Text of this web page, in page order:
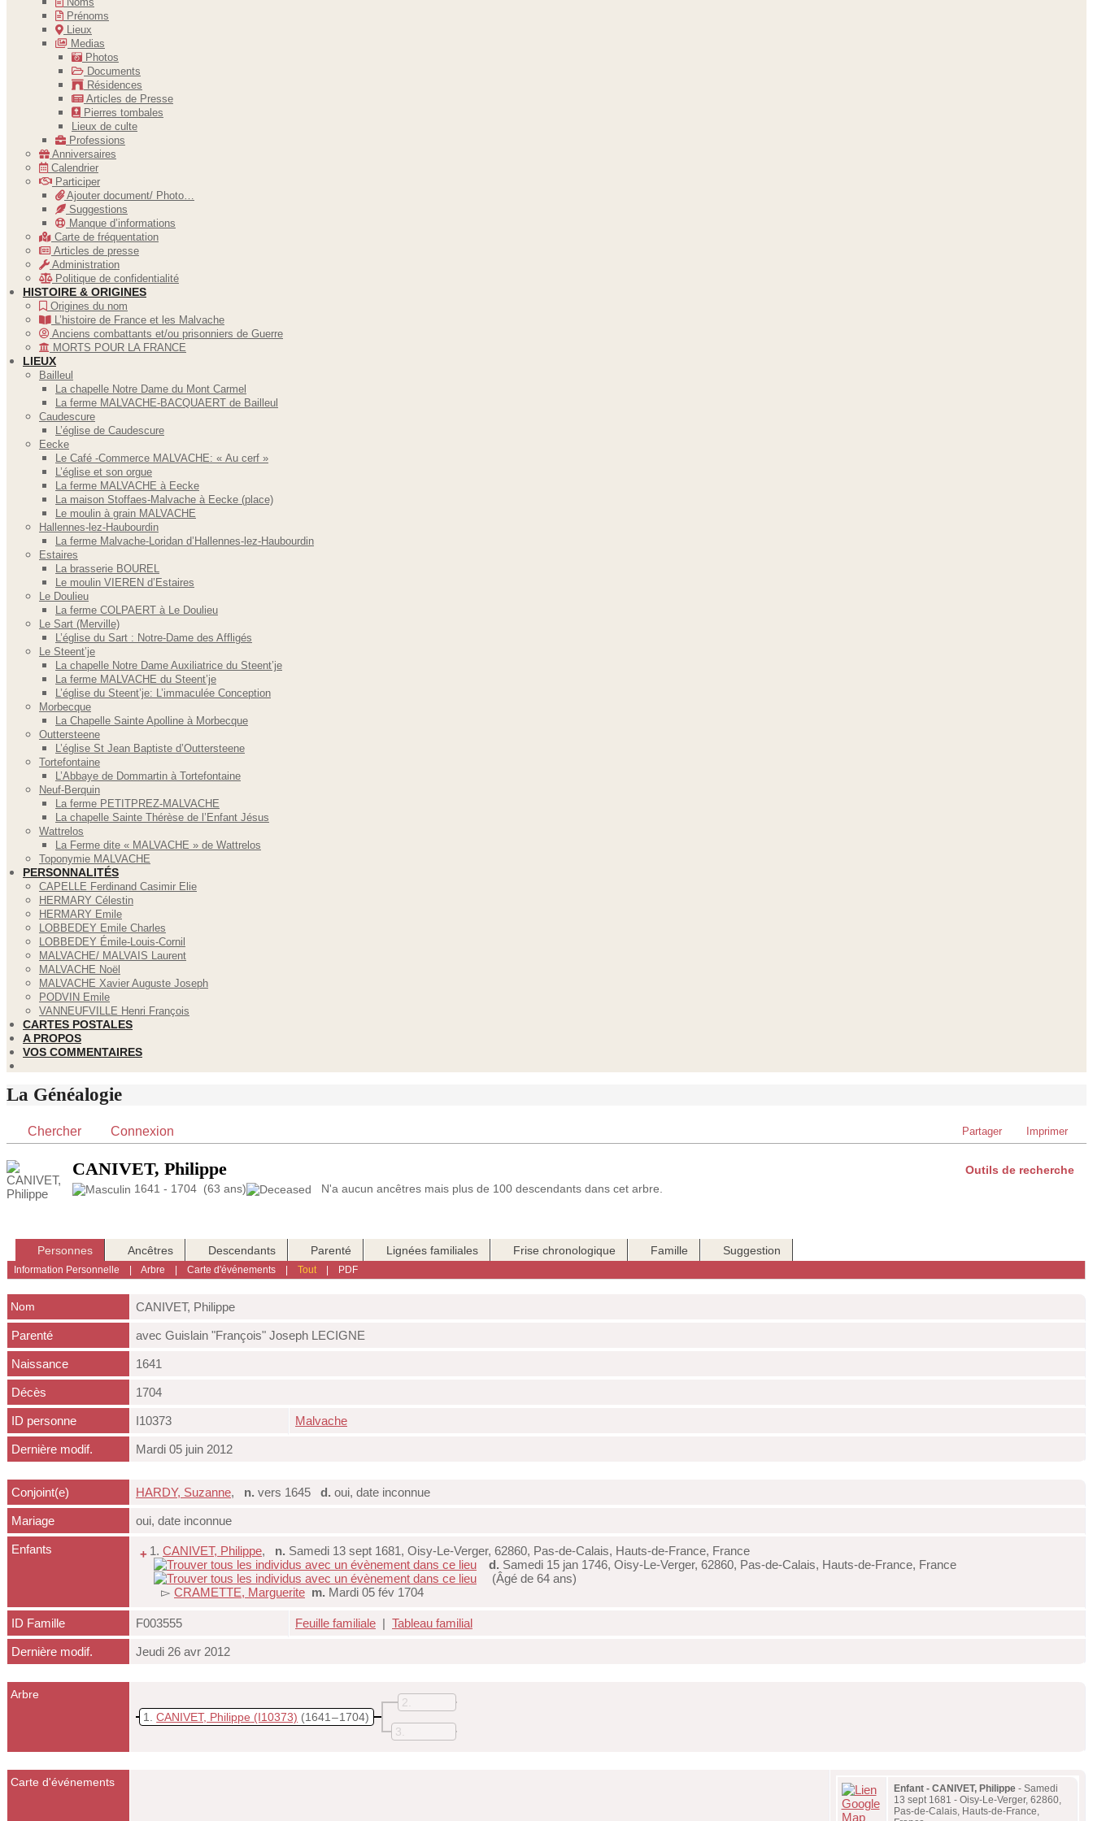
Prénoms
Lieux
Medias
Photos
Documents
Résidences
Articles de Presse
Pierres tombales
Lieux de culte
Professions
Anniversaires
Calendrier
Participer
Ajouter document/ Photo…
Suggestions
Manque d’informations
Carte de fréquentation
Articles de presse
Administration
Politique de confidentialité
HISTOIRE & ORIGINES
Origines du nom
L’histoire de France et les Malvache
Anciens combattants et/ou prisonniers de Guerre
MORTS POUR LA FRANCE
LIEUX
Bailleul
La chapelle Notre Dame du Mont Carmel
La ferme MALVACHE-BACQUAERT de Bailleul
Caudescure
L’église de Caudescure
Eecke
Le Café -Commerce MALVACHE: « Au cerf »
L’église et son orgue
La ferme MALVACHE à Eecke
La maison Stoffaes-Malvache à Eecke (place)
Le moulin à grain MALVACHE
Hallennes-lez-Haubourdin
La ferme Malvache-Loridan d’Hallennes-lez-Haubourdin
Estaires
La brasserie BOUREL
Le moulin VIEREN d’Estaires
Le Doulieu
La ferme COLPAERT à Le Doulieu
Le Sart (Merville)
L’église du Sart : Notre-Dame des Affligés
Le Steent’je
La chapelle Notre Dame Auxiliatrice du Steent’je
La ferme MALVACHE du Steent’je
L’église du Steent’je: L’immaculée Conception
Morbecque
La Chapelle Sainte Apolline à Morbecque
Outtersteene
L’église St Jean Baptiste d’Outtersteene
Tortefontaine
L’Abbaye de Dommartin à Tortefontaine
Neuf-Berquin
La ferme PETITPREZ-MALVACHE
La chapelle Sainte Thérèse de l’Enfant Jésus
Wattrelos
La Ferme dite « MALVACHE » de Wattrelos
Toponymie MALVACHE
PERSONNALITÉS
CAPELLE Ferdinand Casimir Elie
HERMARY Célestin
HERMARY Emile
LOBBEDEY Emile Charles
LOBBEDEY Émile-Louis-Cornil
MALVACHE/ MALVAIS Laurent
MALVACHE Noël
MALVACHE Xavier Auguste Joseph
PODVIN Emile
VANNEUFVILLE Henri François
CARTES POSTALES
A PROPOS
VOS COMMENTAIRES
La Généalogie
Chercher Connexion Partager Imprimer
Outils de recherche
CANIVET, Philippe
1641 - 1704 (63 ans) N'a aucun ancêtres mais plus de 100 descendants dans cet arbre.
Personnes Ancêtres Descendants Parenté Lignées familiales Frise chronologique Famille Suggestion
Information Personnelle |Arbre |Carte d'événements |Tout| PDF
Nom CANIVET, Philippe
Parenté avec Guislain "François" Joseph LECIGNE
Naissance 1641
Décès 1704
ID personne I10373 Malvache
Dernière modif. Mardi 05 juin 2012
Conjoint(e) HARDY, Suzanne, n. vers 1645 d. oui, date inconnue
Mariage oui, date inconnue
Enfants + 1. CANIVET, Philippe, n. Samedi 13 sept 1681, Oisy-Le-Verger, 62860, Pas-de-Calais, Hauts-de-France, France
d. Samedi 15 jan 1746, Oisy-Le-Verger, 62860, Pas-de-Calais, Hauts-de-France, France
(Âgé de 64 ans)
▻ CRAMETTE, Marguerite m. Mardi 05 fév 1704
ID Famille F003555 Feuille familiale | Tableau familial
Dernière modif. Jeudi 26 avr 2012
Arbre
1 CANIVET, Philippe (I10373) (1641 – 1704)
2
3
Carte d'événements Enfant - CANIVET, Philippe - Samedi
13 sept 1681 - Oisy-Le-Verger, 62860,
Pas-de-Calais, Hauts-de-France,